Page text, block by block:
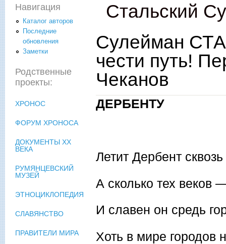
Стальский
Сулейман
чести путь!
Чеканов
ДЕРБЕНТУ
Летит Дербент
А сколько тех веков
И славен он средь
Хоть в мире городов
Навигация
Каталог авторов
Последние
обновления
Заметки
Родственные
проекты:
ХРОНОС
ФОРУМ ХРОНОСА
ДОКУМЕНТЫ XX
ВЕКА
РУМЯНЦЕВСКИЙ
МУЗЕЙ
ЭТНОЦИКЛОПЕДИЯ
СЛАВЯНСТВО
ПРАВИТЕЛИ МИРА